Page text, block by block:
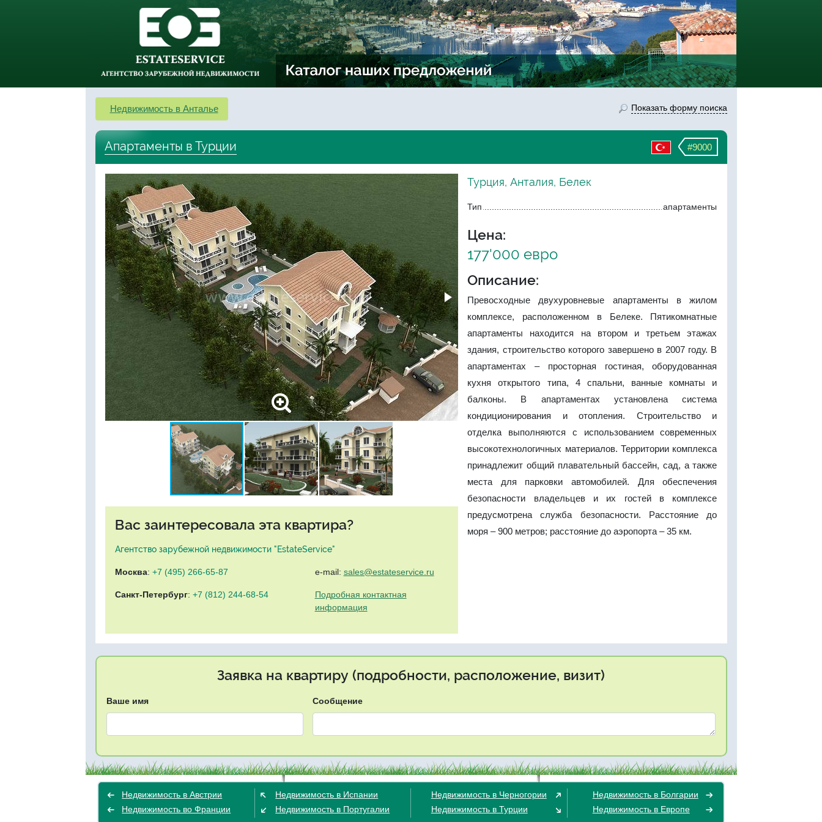
Недвижимость в Анталье Показать форму поиска
#9000
Апартаменты в Турции
Вас заинтересовала эта квартира?
Агентство зарубежной недвижимости "EstateService"
Москва: +7 (495) 266-65-87
Санкт-Петербург: +7 (812) 244-68-54
e-mail: sales@estateservice.ru
Подробная контактная
информация
Турция, Анталия, Белек
Тип апартаменты
Цена:
177'000 евро
Описание:
Превосходные двухуровневые апартаменты в жилом
комплексе, расположенном в Белеке. Пятикомнатные
апартаменты находится на втором и третьем этажах
здания, строительство которого завершено в 2007 году. В
апартаментах – просторная гостиная, оборудованная
кухня открытого типа, 4 спальни, ванные комнаты и
балконы. В апартаментах установлена система
кондиционирования и отопления. Строительство и
отделка выполняются с использованием современных
высокотехнологичных материалов. Территории комплекса
принадлежит общий плавательный бассейн, сад, а также
места для парковки автомобилей. Для обеспечения
безопасности владельцев и их гостей в комплексе
предусмотрена служба безопасности. Расстояние до
моря – 900 метров; расстояние до аэропорта – 35 км.
Заявка на квартиру (подробности, расположение, визит)
Ваше имя Сообщение
Недвижимость в Австрии
Недвижимость во Франции
Недвижимость в Испании
Недвижимость в Португалии
Недвижимость в Черногории
Недвижимость в Турции
Недвижимость в Болгарии
Недвижимость в Европе